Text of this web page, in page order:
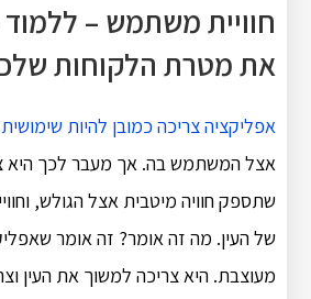
חוויית משתמש – ללמוד
את מטרת הלקוחות
אפליקציה צריכה כמובן להיות שימושית
אצל המשתמש בה. אך מעבר לכך היא
שתספק חוויה מיטבית אצל הגולש,
של העין. מה זה אומר? זה אומר
מעוצבת. היא צריכה למשוך את העין